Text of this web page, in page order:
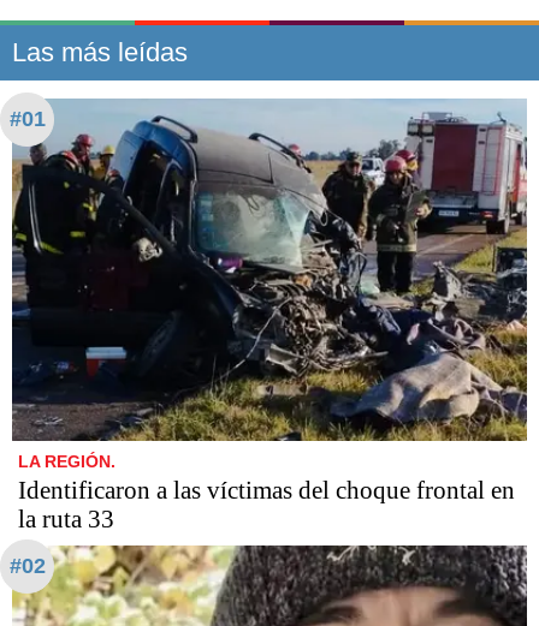
Las más leídas
#01
LA REGIÓN.
Identificaron a las víctimas del choque frontal en
la ruta 33
#02